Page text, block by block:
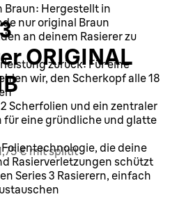
Braun: Hergestellt in
nur original Braun
an deinem Rasierer zu
zurück: Für eine
wir, den Scherkopf alle 18
Scherfolien und ein zentraler
eine gründliche und glatte
die deine
Rasierverletzungen schützt
Series 3 Rasierern, einfach
ORIGINAL
€ mit splitit